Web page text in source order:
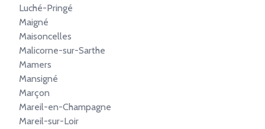
Luché-Pringé
Maigné
Maisoncelles
Malicorne-sur-Sarthe
Mamers
Mansigné
Marçon
Mareil-en-Champagne
Mareil-sur-Loir